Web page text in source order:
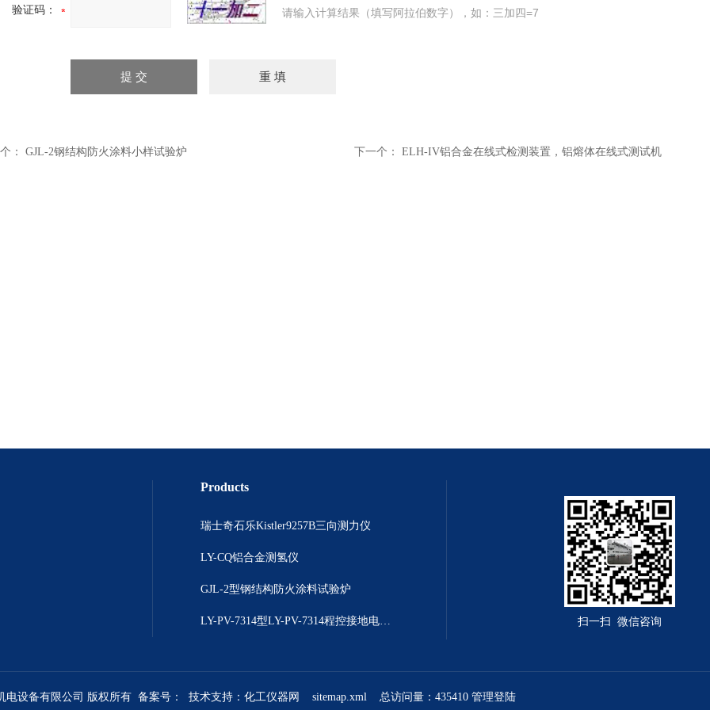
验证码： 请输入计算结果（填写阿拉伯数字），如：三加四=7
： GJL-2钢结构防火涂料小样试验炉 下一个： ELH-IV铝合金在线式检测装置，铝熔体在线式测试机
Products
瑞士奇石乐Kistler9257B三向测力仪
LY-CQ铝合金测氢仪
GJL-2型钢结构防火涂料试验炉
LY-PV-7314型LY-PV-7314程控接地电阻测试仪 扫一扫 微信咨询
电设备有限公司 版权所有 备案号： 技术支持： 化工仪器网 sitemap.xml 总访问量：435410 管理登陆